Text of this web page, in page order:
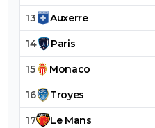
13 Auxerre
14 Paris
15 Monaco
16 Troyes
17 Le Mans